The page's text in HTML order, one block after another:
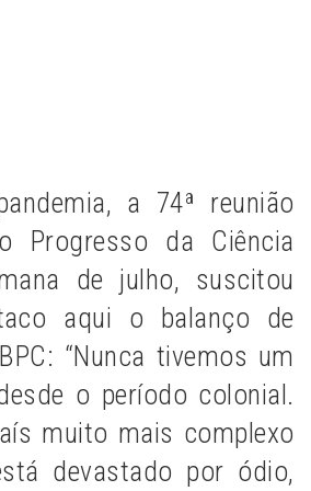
a 74ª reunião
Progresso da Ciência
de julho, suscitou
aqui o balanço de
“Nunca tivemos um
o período colonial.
muito mais complexo
devastado por ódio,